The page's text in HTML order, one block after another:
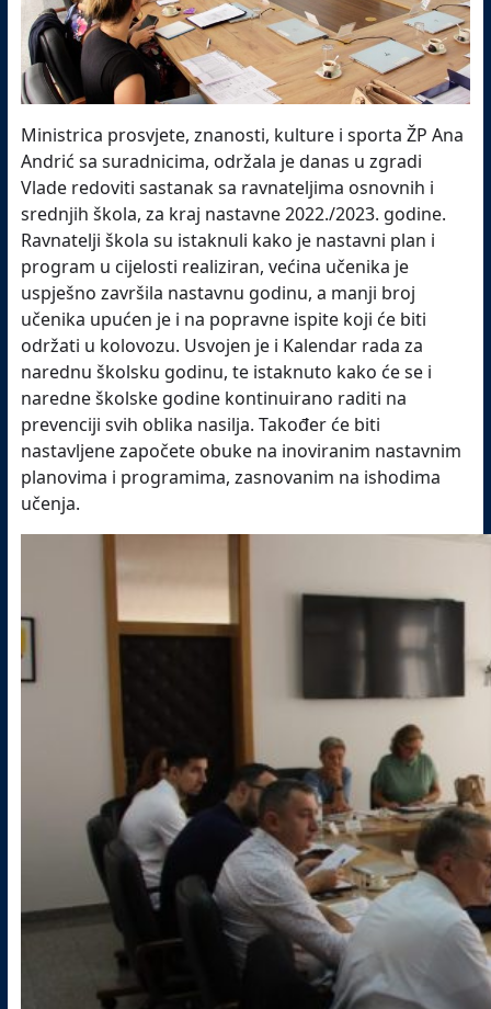
Ministrica prosvjete, znanosti, kulture i sporta ŽP Ana
Andrić sa suradnicima, održala je danas u zgradi
Vlade redoviti sastanak sa ravnateljima osnovnih i
srednjih škola, za kraj nastavne 2022./2023. godine.
Ravnatelji škola su istaknuli kako je nastavni plan i
program u cijelosti realiziran, većina učenika je
uspješno završila nastavnu godinu, a manji broj
učenika upućen je i na popravne ispite koji će biti
održati u kolovozu. Usvojen je i Kalendar rada za
narednu školsku godinu, te istaknuto kako će se i
naredne školske godine kontinuirano raditi na
prevenciji svih oblika nasilja. Također će biti
nastavljene započete obuke na inoviranim nastavnim
planovima i programima, zasnovanim na ishodima
učenja.